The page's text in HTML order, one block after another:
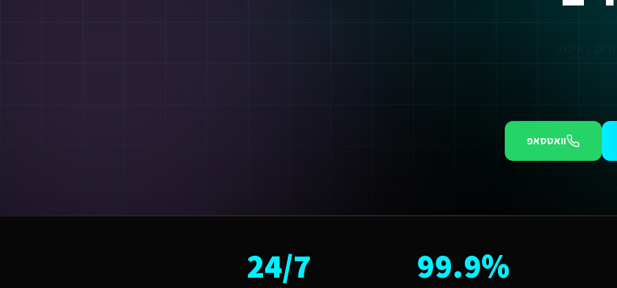
עובדים זרים באילת אנו מציעים חבילות מותאמות.
דורש הבנה של השוק התיירותי ונופש והתאמה לתיירים, מלונאות ומסחר. האתגר של "עונתיות ושירות לתיירים" הופך ליתרון כשמשלבים פתרון מותאם. אנו
וואטסאפ
99.9%
24/7